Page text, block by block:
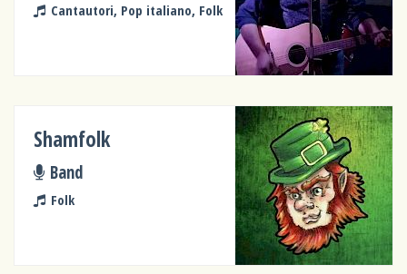
Cantautori, Pop italiano, Folk
Shamfolk
Band
Folk